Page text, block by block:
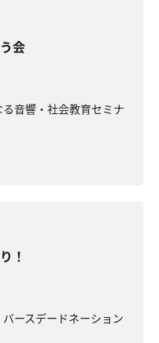
会
音響・社会教育セミナ
！
ースデードネーション